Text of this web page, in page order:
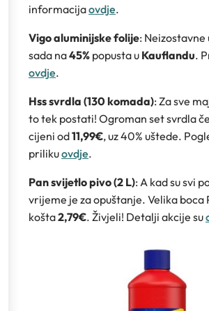
informacijaovdje.
Vigo aluminijske folije: Neizostavne
sada na45% popusta u Kauflandu.
ovdje.
Hss svrdla (130 komada): Za sve
to tek postati! Ogroman set svrdla
cijeni od11,99€, uz 40% uštede.
prilikuovdje.
Pan svijetlo pivo (2 L): A kad su svi
vrijeme je za opuštanje. Velika boca
košta2,79€. Živjeli! Detalji akcije su